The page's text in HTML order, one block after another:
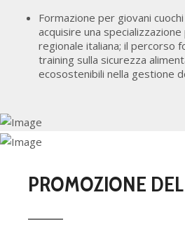
Formazione per giovani
acquisire una
regionale italiana; il percorso
training sulla sicurezza
ecosostenibili nella gestione
PROMOZIONE